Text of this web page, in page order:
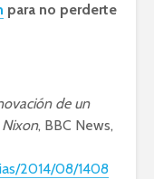
para no perderte
de un
, BBC News,
2014/08/1408